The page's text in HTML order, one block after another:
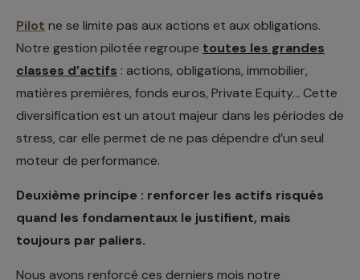
Pilot ne se limite pas aux actions et aux obligations.
Notre gestion pilotée regroupe toutes les grandes
classes d’actifs : actions, obligations, immobilier,
matières premières, fonds euros, Private Equity… Cette
diversification est un atout majeur dans les périodes de
stress, car elle permet de ne pas dépendre d’un seul
moteur de performance.
Deuxième principe : renforcer les actifs risqués
quand les fondamentaux le justifient, mais
toujours par paliers.
Nous avons renforcé ces derniers mois notre